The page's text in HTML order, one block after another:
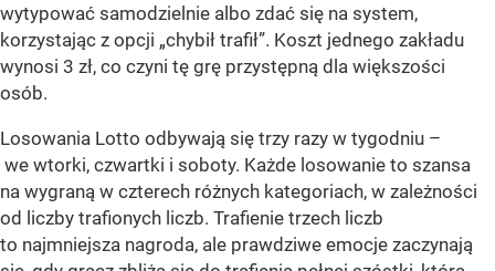
wytypować samodzielnie albo zdać się na system,
korzystając z opcji „chybił trafił”. Koszt jednego zakładu
wynosi 3 zł, co czyni tę grę przystępną dla większości
osób.
Losowania Lotto odbywają się trzy razy w tygodniu –
we wtorki, czwartki i soboty. Każde losowanie to szansa
na wygraną w czterech różnych kategoriach, w zależności
od liczby trafionych liczb. Trafienie trzech liczb
to najmniejsza nagroda, ale prawdziwe emocje zaczynają